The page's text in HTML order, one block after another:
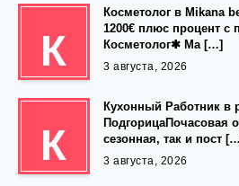
К
Косметолог в Mikana
1200€ плюс процент с
Косметолог✱ Ма […]
3 августа, 2026
К
Кухонный Работник в
ПодгорицаПочасовая
сезонная, так и пост
3 августа, 2026